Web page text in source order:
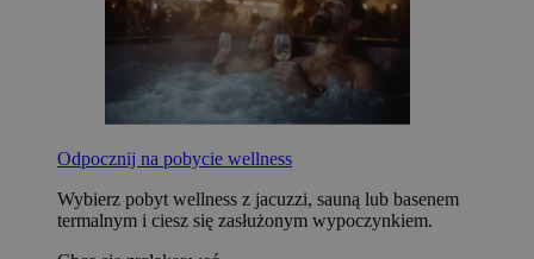
Odpocznij na pobycie wellness
Wybierz pobyt wellness z jacuzzi, sauną lub basenem
termalnym i ciesz się zasłużonym wypoczynkiem.